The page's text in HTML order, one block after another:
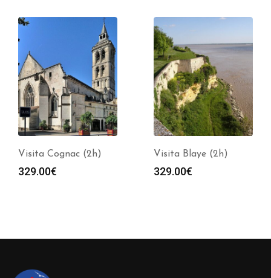
Visita Cognac (2h)
329.00€
Visita Blaye (2h)
329.00€